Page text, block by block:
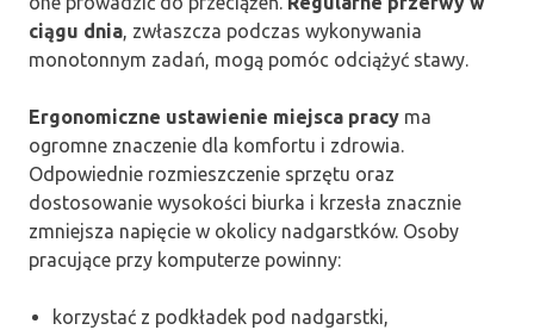
ciągu dnia, zwłaszcza podczas wykonywania
monotonnym zadań, mogą pomóc odciążyć stawy.
Ergonomiczne ustawienie miejsca pracy ma
ogromne znaczenie dla komfortu i zdrowia.
Odpowiednie rozmieszczenie sprzętu oraz
dostosowanie wysokości biurka i krzesła znacznie
zmniejsza napięcie w okolicy nadgarstków. Osoby
pracujące przy komputerze powinny:
korzystać z podkładek pod nadgarstki,